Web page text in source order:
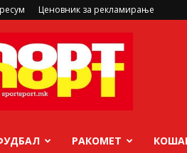
Ценовник за рекламирање
РАКОМЕТ